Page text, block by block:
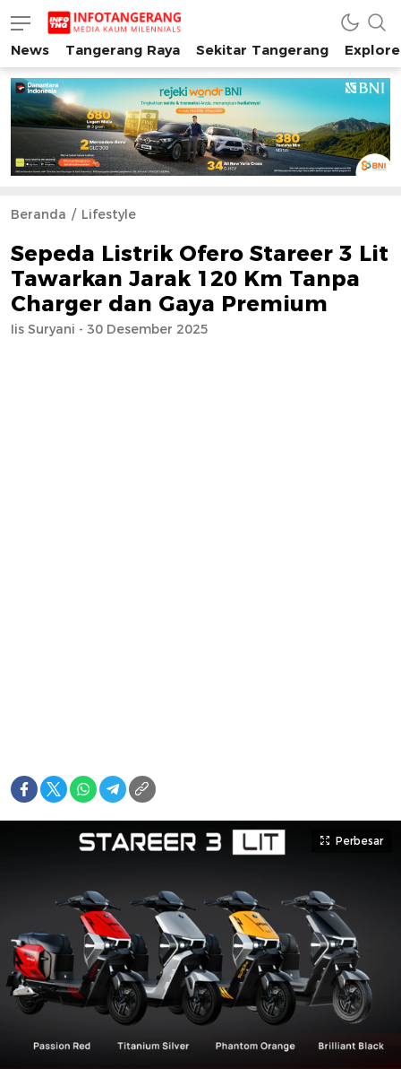
INFO TANGERANG
Media Kaum Millenials Tangerang Raya
News Tangerang Raya Sekitar Tangerang
Beranda Lifestyle
Sepeda Listrik Ofero Stareer 3 Lit
Tawarkan Jarak 120 Km Tanpa
Charger dan Gaya Premium
Iis Suryani - 30 Desember 2025
Perbesar